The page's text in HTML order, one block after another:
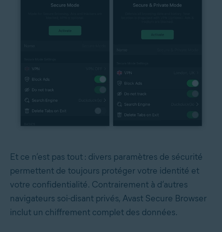
Et ce n’est pas tout : divers paramètres de sécurité
permettent de toujours protéger votre identité et
votre confidentialité. Contrairement à d’autres
navigateurs soi-disant privés, Avast Secure Browser
inclut un chiffrement complet des données.